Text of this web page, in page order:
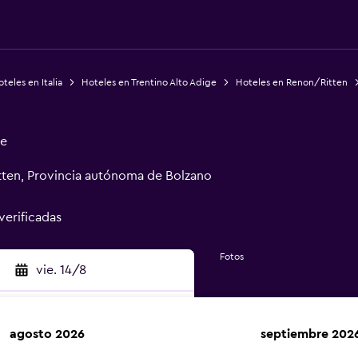
en Italia Hoteles en Trentino Alto Adige Hoteles en Renon/Ritten
Provincia autónoma de Bolzano
vie. 14/8
Fotos
agosto 2026 septiembre